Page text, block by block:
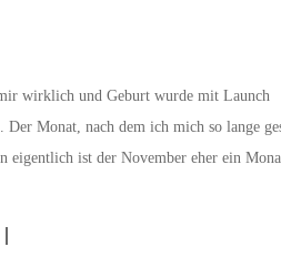
wirklich und Geburt wurde mit Launch
Monat, nach dem ich mich so lange
eigentlich ist der November eher ein